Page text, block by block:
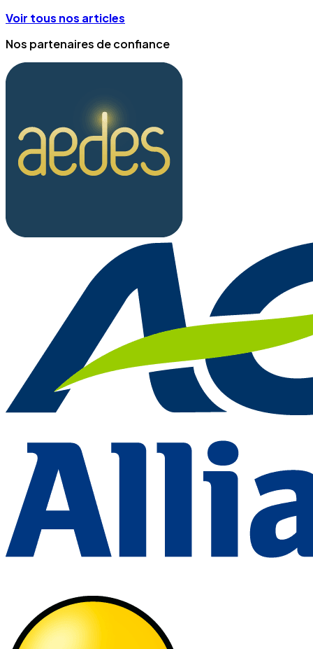
Voir tous nos articles
Nos partenaires de confiance